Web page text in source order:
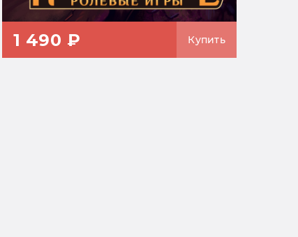
1 490 ₽ Купить